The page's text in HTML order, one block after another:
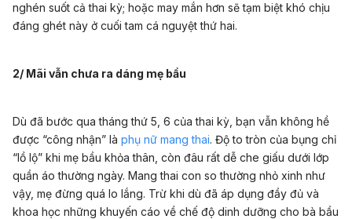
nghén suốt cả thai kỳ; hoặc may mắn hơn sẽ tạm biệt khó chịu
đáng ghét này ở cuối tam cá nguyệt thứ hai.
2/ Mãi vẫn chưa ra dáng mẹ bầu
Dù đã bước qua tháng thứ 5, 6 của thai kỳ, bạn vẫn không hề
được “công nhận” là phụ nữ mang thai. Độ to tròn của bụng chỉ
“lồ lộ” khi mẹ bầu khỏa thân, còn đâu rất dễ che giấu dưới lớp
quần áo thường ngày. Mang thai con so thường nhỏ xinh như
vậy, mẹ đừng quá lo lắng. Trừ khi dù đã áp dụng đầy đủ và
khoa học những khuyến cáo về chế độ dinh dưỡng cho bà bầu